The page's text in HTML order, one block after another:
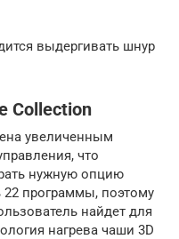
выдергивать шнур
Collection
увеличенным
что
нужную опцию
22 программы, поэтому
найдет для
нагрева чаши 3D